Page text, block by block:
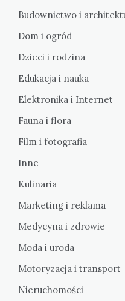
Budownictwo i
Dom i ogród
Dzieci i rodzina
Edukacja i nauka
Elektronika i Internet
Fauna i flora
Film i fotografia
Inne
Kulinaria
Marketing i reklama
Medycyna i zdrowie
Moda i uroda
Motoryzacja i transport
Nieruchomości